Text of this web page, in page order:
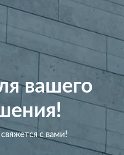
вашего
с вами!